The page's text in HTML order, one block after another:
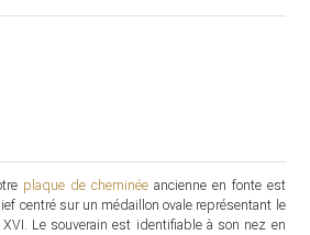
plaque de cheminéeancienne en fonte est
centré sur un médaillon ovale représentant le
Le souverain est identifiable à son nez en